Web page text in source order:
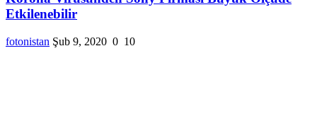
Etkilenebilir
fotonistan Şub 9, 2020 0 10